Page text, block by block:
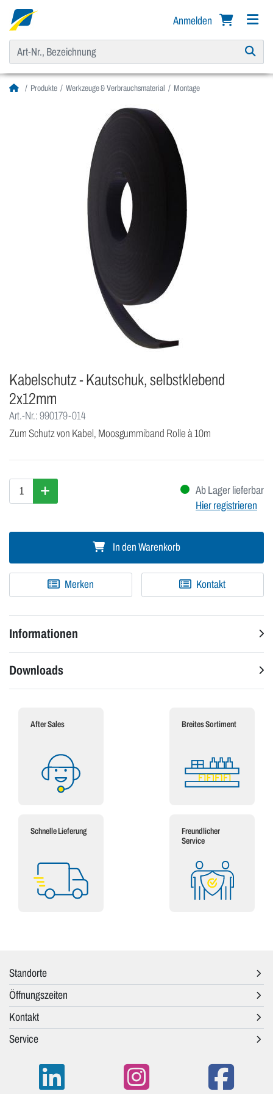
Anmelden
Produkte Werkzeuge & Verbrauchsmaterial Montage
Kabelschutz - Kautschuk, selbstklebend
2x12mm
Art.-Nr.: 990179-014
Zum Schutz von Kabel, Moosgummiband Rolle à 10m
Ab Lager lieferbar
Hier registrieren
In den Warenkorb
Merken Kontakt
Informationen
Downloads
After Sales Breites Sortiment
Schnelle Lieferung
Freundlicher
Service
Standorte
Öffnungszeiten
Kontakt
Service